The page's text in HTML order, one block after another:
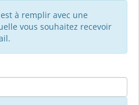
à remplir avec une
vous souhaitez recevoir